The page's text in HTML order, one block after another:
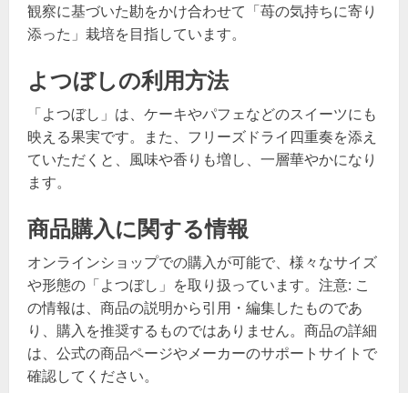
観察に基づいた勘をかけ合わせて「苺の気持ちに寄り
添った」栽培を目指しています。
よつぼしの利用方法
「よつぼし」は、ケーキやパフェなどのスイーツにも
映える果実です。また、フリーズドライ四重奏を添え
ていただくと、風味や香りも増し、一層華やかになり
ます。
商品購入に関する情報
オンラインショップでの購入が可能で、様々なサイズ
や形態の「よつぼし」を取り扱っています。注意: こ
の情報は、商品の説明から引用・編集したものであ
り、購入を推奨するものではありません。商品の詳細
は、公式の商品ページやメーカーのサポートサイトで
確認してください。